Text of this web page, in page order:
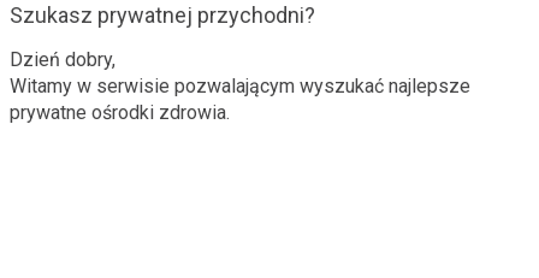
Szukasz prywatnej przychodni?
Dzień dobry,
Witamy w serwisie pozwalającym wyszukać najlepsze
prywatne ośrodki zdrowia.